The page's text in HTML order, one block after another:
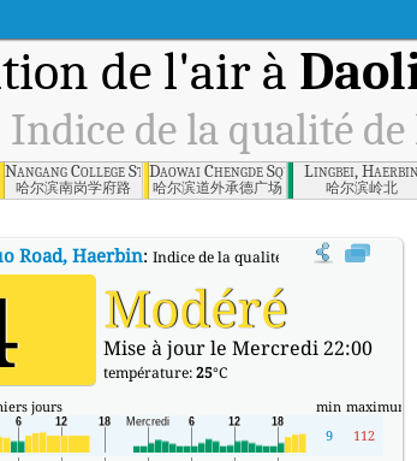
de l'air à
Indice de la qualité
Nangang College Street, Haerbin
哈尔滨南岗学府路
Daowai Chengde Square, Haerbin
哈尔滨道外承德广场
Lingbei,
哈尔滨岭北
Road, Haerbin: Indice de la qualité de l'air (IQA) à
Modéré
Mise à jour le Mercredi 22:00
température:25°C
jours min maximum
9
112